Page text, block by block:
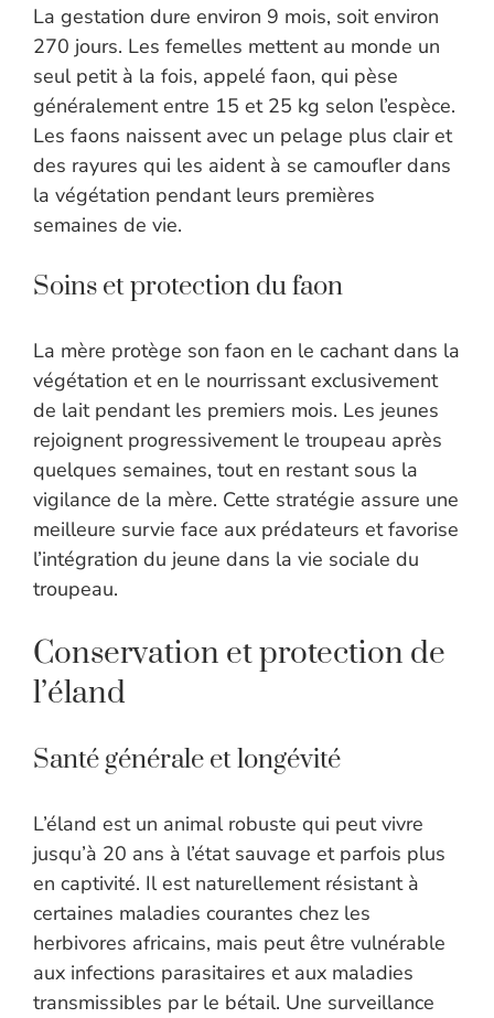
La gestation dure environ 9 mois, soit environ
270 jours. Les femelles mettent au monde un
seul petit à la fois, appelé faon, qui pèse
généralement entre 15 et 25 kg selon l’espèce.
Les faons naissent avec un pelage plus clair et
des rayures qui les aident à se camoufler dans
la végétation pendant leurs premières
semaines de vie.
Soins et protection du faon
La mère protège son faon en le cachant dans la
végétation et en le nourrissant exclusivement
de lait pendant les premiers mois. Les jeunes
rejoignent progressivement le troupeau après
quelques semaines, tout en restant sous la
vigilance de la mère. Cette stratégie assure une
meilleure survie face aux prédateurs et favorise
l’intégration du jeune dans la vie sociale du
troupeau.
Conservation et protection de
l’éland
Santé générale et longévité
L’éland est un animal robuste qui peut vivre
jusqu’à 20 ans à l’état sauvage et parfois plus
en captivité. Il est naturellement résistant à
certaines maladies courantes chez les
herbivores africains, mais peut être vulnérable
aux infections parasitaires et aux maladies
transmissibles par le bétail. Une surveillance